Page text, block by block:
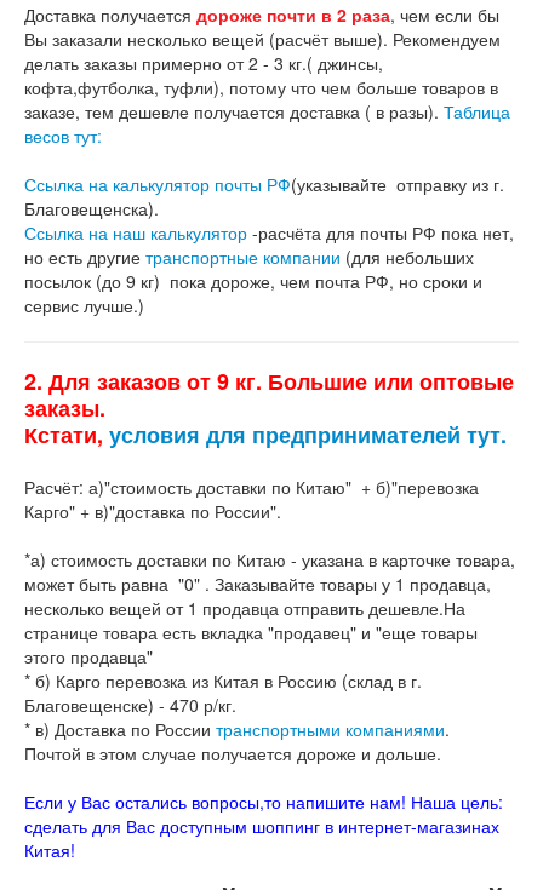
Доставка получается дороже почти в 2 раза, чем если бы
Вы заказали несколько вещей (расчёт выше). Рекомендуем
делать заказы примерно от 2 - 3 кг.( джинсы,
кофта,футболка, туфли), потому что чем больше товаров в
заказе, тем дешевле получается доставка ( в разы). Таблица
весов тут:
Ссылка на калькулятор почты РФ(указывайте отправку из г.
Благовещенска).
Ссылка на наш калькулятор -расчёта для почты РФ пока нет,
но есть другие транспортные компании (для небольших
посылок (до 9 кг) пока дороже, чем почта РФ, но сроки и
сервис лучше.)
2. Для заказов от 9 кг. Большие или оптовые
заказы.
Кстати, условия для предпринимателей тут.
Расчёт: а)"стоимость доставки по Китаю" + б)"перевозка
Карго" + в)"доставка по России".
*а) стоимость доставки по Китаю - указана в карточке товара,
может быть равна "0" . Заказывайте товары у 1 продавца,
несколько вещей от 1 продавца отправить дешевле.На
странице товара есть вкладка "продавец" и "еще товары
этого продавца"
* б) Карго перевозка из Китая в Россию (склад в г.
Благовещенске) - 470 р/кг.
* в) Доставка по России транспортными компаниями.
Почтой в этом случае получается дороже и дольше.
Если у Вас остались вопросы,то напишите нам! Наша цель:
сделать для Вас доступным шоппинг в интернет-магазинах
Китая!